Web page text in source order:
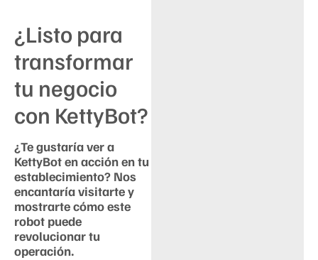
¿Listo para
transformar
tu negocio
con KettyBot?
¿Te gustaría ver a
KettyBot en acción en tu
establecimiento? Nos
encantaría visitarte y
mostrarte cómo este
robot puede
revolucionar tu
operación.